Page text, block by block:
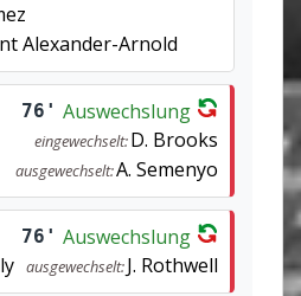
Alexander-Arnold
76' Auswechslung
eingewechselt:D. Brooks
ausgewechselt:A. Semenyo
76' Auswechslung
ausgewechselt:J. Rothwell